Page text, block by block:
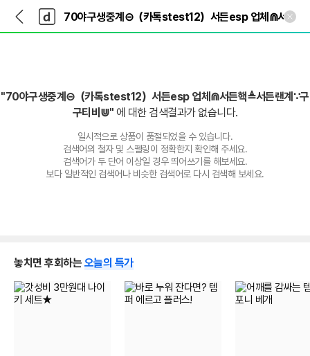
다
나
와
가
다
와
"70야구생중계⊝（카톡stest12）서든esp 업체⋒서든핵≜서든랜계∵구
구티비⋓" 에 대한 검색결과가 없습니다.
일시적으로 상품이 품절되었을 수 있습니다.
검색어의 철자 및 스펠링이 정확한지 확인해 주세요.
검색어가 두 단어 이상일 경우 띄어쓰기를 해보세요.
보다 일반적인 검색어나 비슷한 검색어로 다시 검색해 보세요.
놓치면 후회하는 오늘의 특가